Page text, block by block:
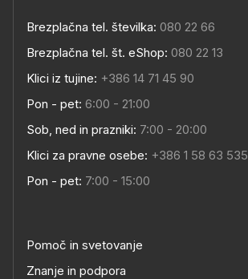
Brezplačna tel. številka: 080 22 66
Brezplačna tel. št. eShop: 080 22 13
Klici iz tujine: +386 14 71 45 90
Pon - pet: 6:00 - 21:00
Sob, ned in prazniki: 7:00 - 20:00
Klici za pravne osebe: +386 1 58 63 535
Pon - pet: 7:00 - 15:00
Pomoč in svetovanje
Znanje in podpora